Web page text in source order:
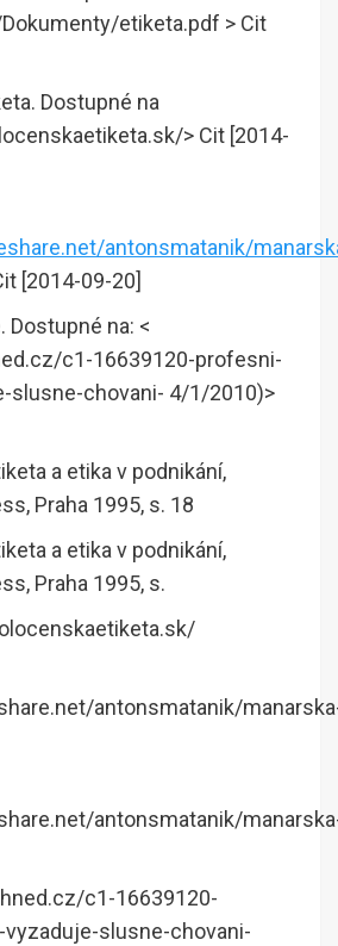
etiketa.pdf > Cit
Dostupné na
> Cit [2014-
antonsmatanik/
[2014-09-20]
Dostupné na: <
c1-16639120-profesni-
slusne-chovani- 4/1/2010)>
a etika v podnikání,
Praha 1995, s. 18
a etika v podnikání,
Praha 1995, s.
antonsmatanik/
antonsmatanik/
c1-16639120-
slusne-chovani-